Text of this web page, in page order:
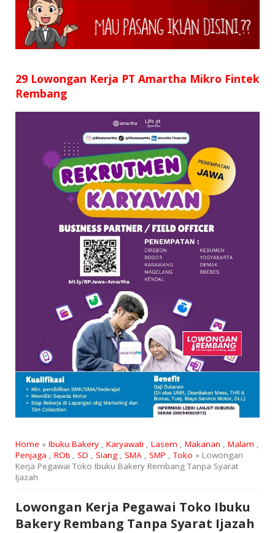
SMP
D3
SURAT LAMARAN
RIWAYAT HIDUP
29 Lowongan Kerja PT Amartha Mikro Fintek
Rembang
Home » Ibuku Bakery, Karyawati , Lasem , Makanan , Malam ,
Penjaga , ROti , SD , Siang, SMA, SMP ,Toko » Lowongan
Kerja Pegawai Toko Ibuku Bakery Rembang Tanpa Syarat
Ijazah
Lowongan Kerja Pegawai Toko Ibuku
Bakery Rembang Tanpa Syarat Ijazah